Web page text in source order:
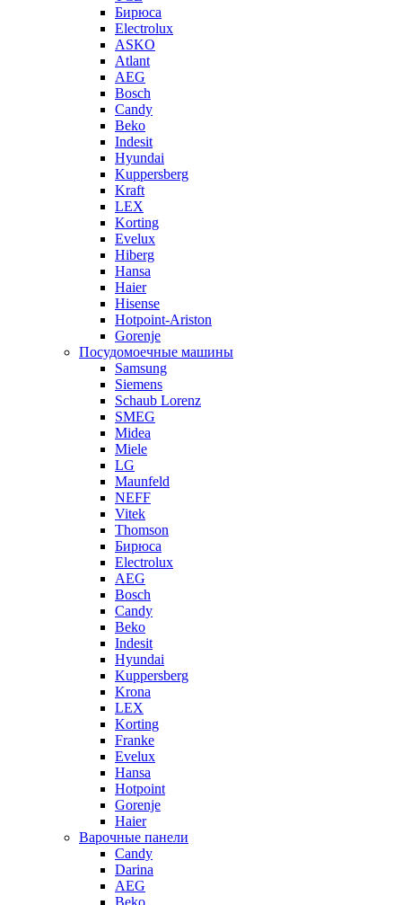
Бирюса
Electrolux
ASKO
Atlant
AEG
Bosch
Candy
Beko
Indesit
Hyundai
Kuppersberg
Kraft
LEX
Korting
Evelux
Hiberg
Hansa
Haier
Hisense
Hotpoint-Ariston
Gorenje
Посудомоечные машины
Samsung
Siemens
Schaub Lorenz
SMEG
Midea
Miele
LG
Maunfeld
NEFF
Vitek
Thomson
Бирюса
Electrolux
AEG
Bosch
Candy
Beko
Indesit
Hyundai
Kuppersberg
Krona
LEX
Korting
Franke
Evelux
Hansa
Hotpoint
Gorenje
Haier
Варочные панели
Candy
Darina
AEG